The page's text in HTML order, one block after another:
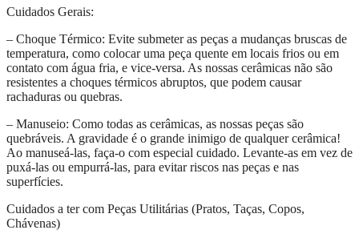
Cuidados Gerais:
– Choque Térmico: Evite submeter as peças a mudanças bruscas de
temperatura, como colocar uma peça quente em locais frios ou em
contato com água fria, e vice-versa. As nossas cerâmicas não são
resistentes a choques térmicos abruptos, que podem causar
rachaduras ou quebras.
– Manuseio: Como todas as cerâmicas, as nossas peças são
quebráveis. A gravidade é o grande inimigo de qualquer cerâmica!
Ao manuseá-las, faça-o com especial cuidado. Levante-as em vez de
puxá-las ou empurrá-las, para evitar riscos nas peças e nas
superfícies.
Cuidados a ter com Peças Utilitárias (Pratos, Taças, Copos,
Chávenas)